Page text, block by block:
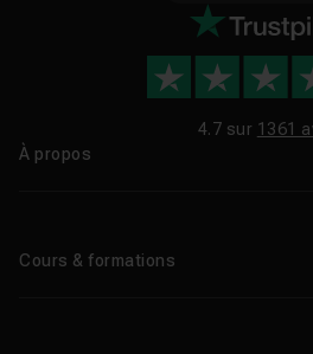
4.7 sur 1361
À propos
Cours & formations